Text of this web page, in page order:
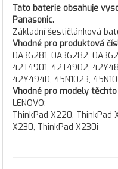
Tato baterie obsahuje
Panasonic.
Základní šestičlánková
Vhodné pro produktová
0A36281, 0A36282,
42T4901, 42T4902,
42Y4940, 45N1023,
Vhodné pro modely těchto
LENOVO:
ThinkPad X220, ThinkPad
X230, ThinkPad X230i